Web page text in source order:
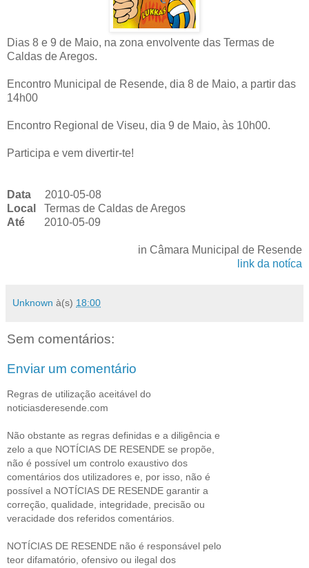
Dias 8 e 9 de Maio, na zona envolvente das Termas de
Caldas de Aregos.
Encontro Municipal de Resende, dia 8 de Maio, a partir das
14h00
Encontro Regional de Viseu, dia 9 de Maio, às 10h00.
Participa e vem divertir-te!
Data 2010-05-08
Local
Termas de Caldas de Aregos
Até 2010-05-09
in Câmara Municipal de Resende
link da notíca
Unknown à(s) 18:00
Sem comentários:
Enviar um comentário
Regras de utilização aceitável do
noticiasderesende.com
Não obstante as regras definidas e a diligência e
zelo a que NOTÍCIAS DE RESENDE se propõe,
não é possível um controlo exaustivo dos
comentários dos utilizadores e, por isso, não é
possível a NOTÍCIAS DE RESENDE garantir a
correção, qualidade, integridade, precisão ou
veracidade dos referidos comentários.
NOTÍCIAS DE RESENDE não é responsável pelo
teor difamatório, ofensivo ou ilegal dos